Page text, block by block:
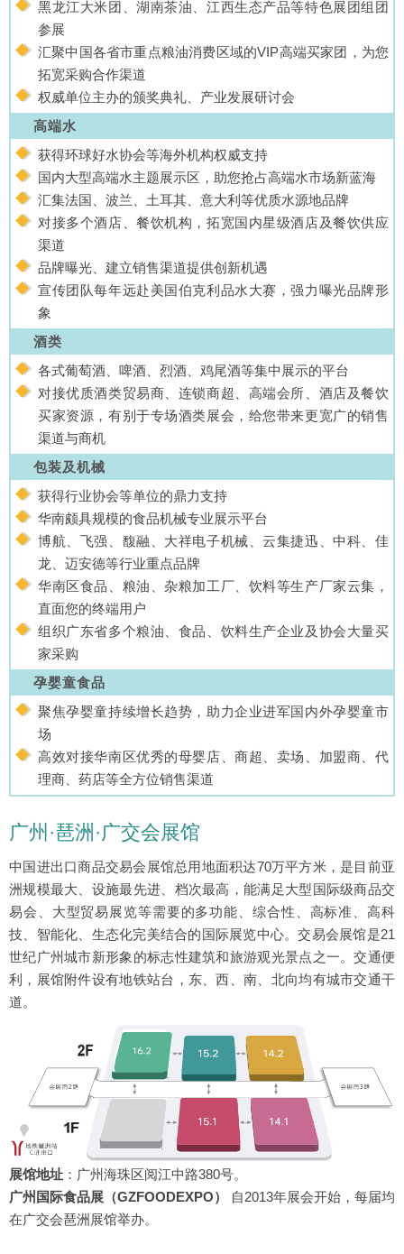
黑龙江大米团、湖南茶油、江西生态产品等特色展团组团
参展
汇聚中国各省市重点粮油消费区域的VIP高端买家团，为您
拓宽采购合作渠道
权威单位主办的颁奖典礼、产业发展研讨会
高端水
获得环球好水协会等海外机构权威支持
国内大型高端水主题展示区，助您抢占高端水市场新蓝海
汇集法国、波兰、土耳其、意大利等优质水源地品牌
对接多个酒店、餐饮机构，拓宽国内星级酒店及餐饮供应
渠道
品牌曝光、建立销售渠道提供创新机遇
宣传团队每年远赴美国伯克利品水大赛，强力曝光品牌形
象
酒类
各式葡萄酒、啤酒、烈酒、鸡尾酒等集中展示的平台
对接优质酒类贸易商、连锁商超、高端会所、酒店及餐饮
买家资源，有别于专场酒类展会，给您带来更宽广的销售
渠道与商机
包装及机械
获得行业协会等单位的鼎力支持
华南颇具规模的食品机械专业展示平台
博航、飞强、馥融、大祥电子机械、云集捷迅、中科、佳
龙、迈安德等行业重点品牌
华南区食品、粮油、杂粮加工厂、饮料等生产厂家云集，
直面您的终端用户
组织广东省多个粮油、食品、饮料生产企业及协会大量买
家采购
孕婴童食品
聚焦孕婴童持续增长趋势，助力企业进军国内外孕婴童市
场
高效对接华南区优秀的母婴店、商超、卖场、加盟商、代
理商、药店等全方位销售渠道
广州·琶洲·广交会展馆
中国进出口商品交易会展馆总用地面积达70万平方米，是目前亚
洲规模最大、设施最先进、档次最高，能满足大型国际级商品交
易会、大型贸易展览等需要的多功能、综合性、高标准、高科
技、智能化、生态化完美结合的国际展览中心。交易会展馆是21
世纪广州城市新形象的标志性建筑和旅游观光景点之一。交通便
利，展馆附件设有地铁站台，东、西、南、北向均有城市交通干
道。
展馆地址 ：广州海珠区阅江中路380号。
广州国际食品展（GZFOODEXPO）
自2013年展会开始，每届均
在广交会琶洲展馆举办。